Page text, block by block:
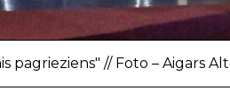
pagrieziens" // Foto – Aigars